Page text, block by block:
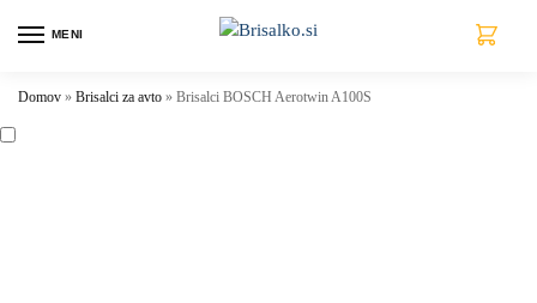
MENI
Domov » Brisalci za avto » Brisalci BOSCH Aerotwin A100S